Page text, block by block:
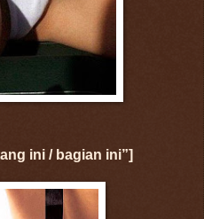
ini / bagian ini”]